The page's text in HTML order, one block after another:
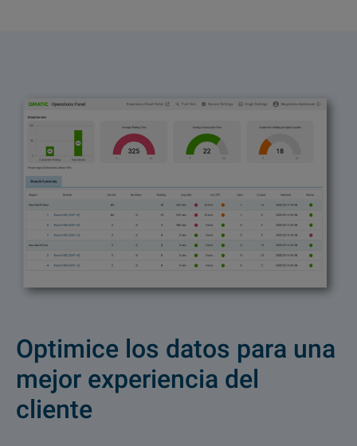
Optimice los datos para una
mejor experiencia del
cliente